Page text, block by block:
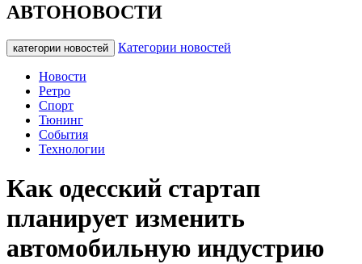
АВТОНОВОСТИ
категории новостей Категории новостей
Новости
Ретро
Спорт
Тюнинг
События
Технологии
Как одесский стартап
планирует изменить
автомобильную индустрию